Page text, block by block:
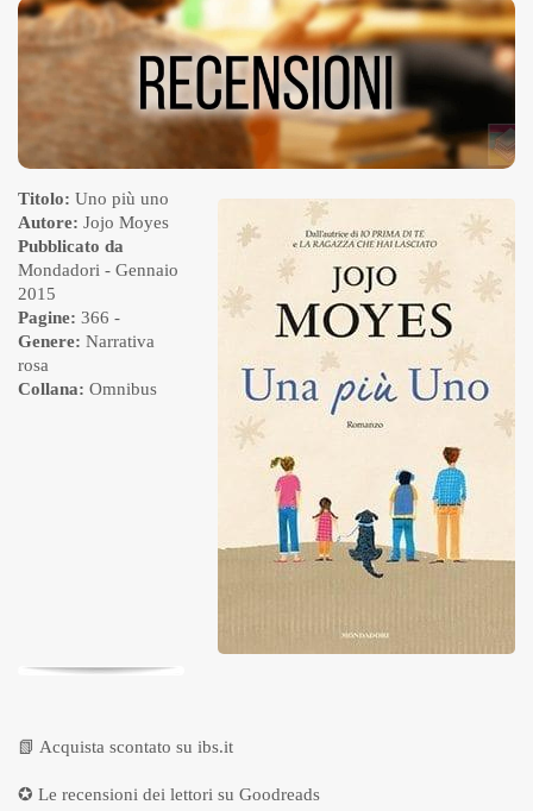
Titolo: Uno più uno
Autore: Jojo Moyes
Pubblicato da
Mondadori - Gennaio
2015
Pagine: 366 -
Genere: Narrativa
rosa
Collana: Omnibus
📗 Acquista scontato su ibs.it
✪ Le recensioni dei lettori su Goodreads